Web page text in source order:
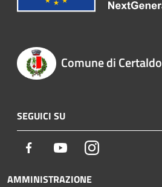
Comune di Certaldo
SEGUICI SU
Facebook YoutubeInstagram
AMMINISTRAZIONE